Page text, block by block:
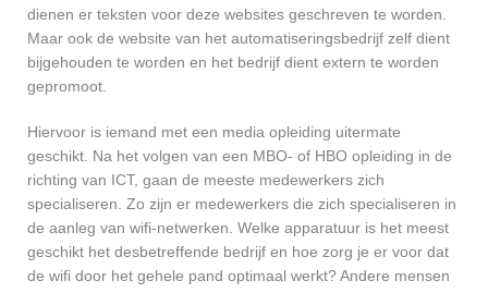
dienen er teksten voor deze websites geschreven te worden.
Maar ook de website van het automatiseringsbedrijf zelf dient
bijgehouden te worden en het bedrijf dient extern te worden
gepromoot.
Hiervoor is iemand met een media opleiding uitermate
geschikt. Na het volgen van een MBO- of HBO opleiding in de
richting van ICT, gaan de meeste medewerkers zich
specialiseren. Zo zijn er medewerkers die zich specialiseren in
de aanleg van wifi-netwerken. Welke apparatuur is het meest
geschikt het desbetreffende bedrijf en hoe zorg je er voor dat
de wifi door het gehele pand optimaal werkt? Andere mensen